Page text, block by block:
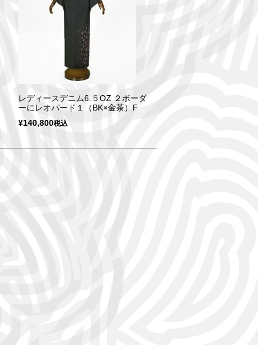
レディースデニム6.５OZ ２ボーダ
ーにレオパード１（BK×金茶）F
¥140,800税込